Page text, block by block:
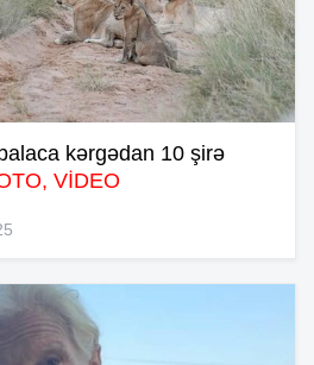
kərgədan 10 şirə
VİDEO